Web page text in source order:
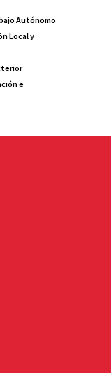
Autónomo
Local y
e